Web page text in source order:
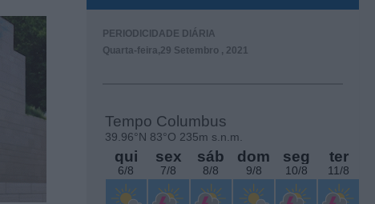
PERIODICIDADE DIÁRIA
Quarta-feira,29 Setembro , 2021